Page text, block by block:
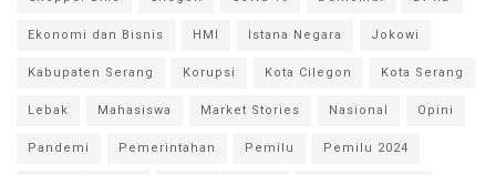
Ekonomi dan Bisnis HMI Istana Negara Jokowi
Kabupaten Serang Korupsi Kota Cilegon Kota Serang
Lebak Mahasiswa Market Stories Nasional Opini
Pandemi Pemerintahan Pemilu Pemilu 2024